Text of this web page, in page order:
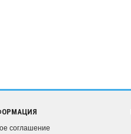
соглашение